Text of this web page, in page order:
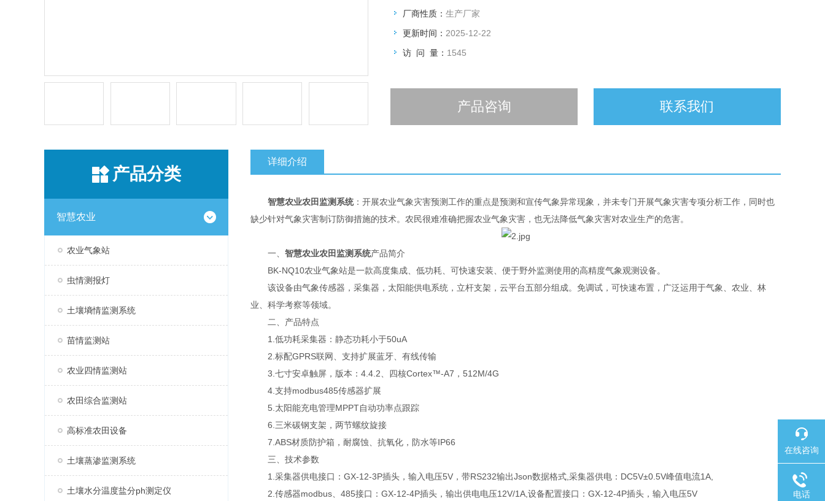
厂商性质： 生产厂家
更新时间： 2025-12-22
访 问 量： 1545
产品咨询 联系我们
产品分类
智慧农业
农业气象站
虫情测报灯
土壤墒情监测系统
苗情监测站
农业四情监测站
农田综合监测站
高标准农田设备
土壤蒸渗监测系统
土壤水分温度盐分ph测定仪
详细介绍
智慧农业农田监测系统：开展农业气象灾害预测工作的重点是预测和宣传气象异常现象，并未专门开展气象灾害专项分析工作，同时也
缺少针对气象灾害制订防御措施的技术。农民很难准确把握农业气象灾害，也无法降低气象灾害对农业生产的危害。
一、 智慧农业农田监测系统产品简介
BK-NQ10农业气象站是一款高度集成、低功耗、可快速安装、便于野外监测使用的高精度气象观测设备。
该设备由气象传感器，采集器，太阳能供电系统，立杆支架，云平台五部分组成。免调试，可快速布置，广泛运用于气象、农业、林
业、科学考察等领域。
二、产品特点
1.低功耗采集器：静态功耗小于50uA
2.标配GPRS联网、支持扩展蓝牙、有线传输
3.七寸安卓触屏，版本：4.4.2、四核Cortex™-A7，512M/4G
4.支持modbus485传感器扩展
5.太阳能充电管理MPPT自动功率点跟踪
6.三米碳钢支架，两节螺纹旋接
7.ABS材质防护箱，耐腐蚀、抗氧化，防水等IP66
三、技术参数
1.采集器供电接口：GX-12-3P插头，输入电压5V，带RS232输出Json数据格式,采集器供电：DC5V±0.5V峰值电流1A,
2.传感器modbus、485接口：GX-12-4P插头，输出供电电压12V/1A,设备配置接口：GX-12-4P插头，输入电压5V
在线咨询
电话